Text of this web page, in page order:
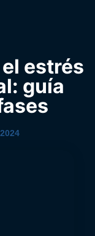
estrés
guía